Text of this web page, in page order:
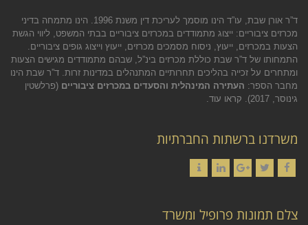
ד”ר אורן שבת, עו”ד הינו מוסמך לעריכת דין משנת 1996. הינו מתמחה בדיני
מכרזים ציבוריים: ייצוג מתמודדים במכרזים ציבוריים בבתי המשפט, ליווי הגשת
הצעות במכרזים, ייעוץ, ניסוח מסמכים מכרזים, ייעוץ וייצוג גופים ציבוריים.
התמחותו של ד”ר שבת כוללת מכרזים בינ”ל, שבהם מתמודדים מגישים הצעות
ומתחרים על זכייה בהליכים תחרותיים המתנהלים במדינות זרות. ד”ר שבת הינו
מחבר הספר: העתירה המינהלית והסעדים במכרזים ציבוריים (פרלשטין
גינוסר, 2017).
קראו עוד.
משרדנו ברשתות החברתיות
צלם תמונות פרופיל ומשרד